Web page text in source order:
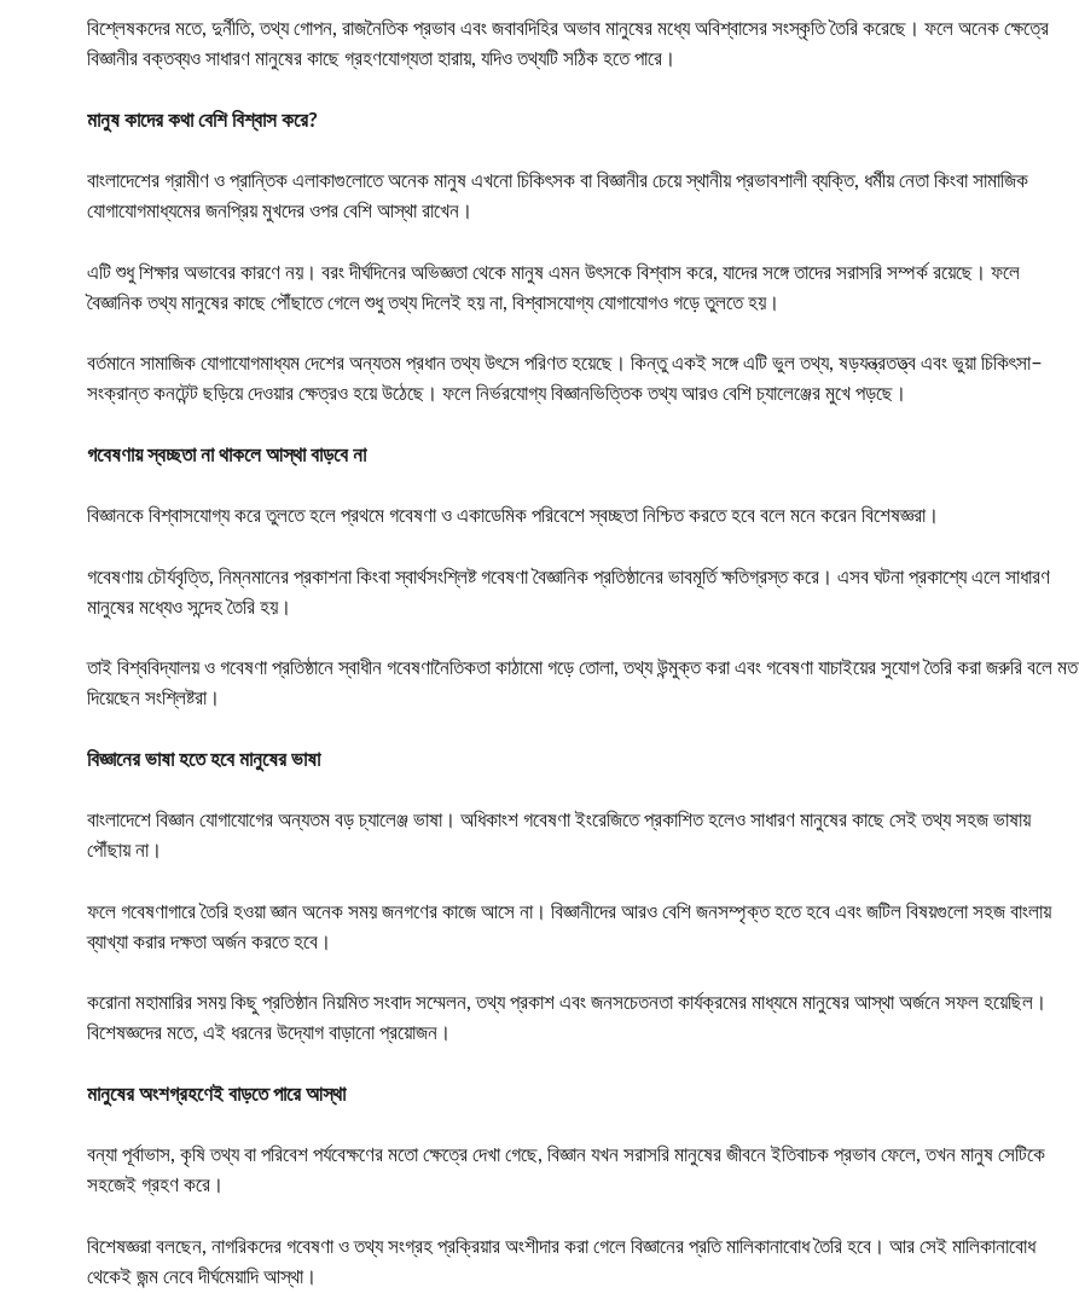
বিশ্লেষকদের মতে, দুর্নীতি, তথ্য গোপন, রাজনৈতিক প্রভাব এবং জবাবদিহির অভাব মানুষের মধ্যে অবিশ্বাসের সংস্কৃতি তৈরি করেছে। ফলে অনেক ক্ষেত্রে
বিজ্ঞানীর বক্তব্যও সাধারণ মানুষের কাছে গ্রহণযোগ্যতা হারায়, যদিও তথ্যটি সঠিক হতে পারে।
মানুষ কাদের কথা বেশি বিশ্বাস করে?
বাংলাদেশের গ্রামীণ ও প্রান্তিক এলাকাগুলোতে অনেক মানুষ এখনো চিকিৎসক বা বিজ্ঞানীর চেয়ে স্থানীয় প্রভাবশালী ব্যক্তি, ধর্মীয় নেতা কিংবা সামাজিক
যোগাযোগমাধ্যমের জনপ্রিয় মুখদের ওপর বেশি আস্থা রাখেন।
এটি শুধু শিক্ষার অভাবের কারণে নয়। বরং দীর্ঘদিনের অভিজ্ঞতা থেকে মানুষ এমন উৎসকে বিশ্বাস করে, যাদের সঙ্গে তাদের সরাসরি সম্পর্ক রয়েছে। ফলে
বৈজ্ঞানিক তথ্য মানুষের কাছে পৌঁছাতে গেলে শুধু তথ্য দিলেই হয় না, বিশ্বাসযোগ্য যোগাযোগও গড়ে তুলতে হয়।
বর্তমানে সামাজিক যোগাযোগমাধ্যম দেশের অন্যতম প্রধান তথ্য উৎসে পরিণত হয়েছে। কিন্তু একই সঙ্গে এটি ভুল তথ্য, ষড়যন্ত্রতত্ত্ব এবং ভুয়া চিকিৎসা–
সংক্রান্ত কনটেন্ট ছড়িয়ে দেওয়ার ক্ষেত্রও হয়ে উঠেছে। ফলে নির্ভরযোগ্য বিজ্ঞানভিত্তিক তথ্য আরও বেশি চ্যালেঞ্জের মুখে পড়ছে।
গবেষণায় স্বচ্ছতা না থাকলে আস্থা বাড়বে না
বিজ্ঞানকে বিশ্বাসযোগ্য করে তুলতে হলে প্রথমে গবেষণা ও একাডেমিক পরিবেশে স্বচ্ছতা নিশ্চিত করতে হবে বলে মনে করেন বিশেষজ্ঞরা।
গবেষণায় চৌর্যবৃত্তি, নিম্নমানের প্রকাশনা কিংবা স্বার্থসংশ্লিষ্ট গবেষণা বৈজ্ঞানিক প্রতিষ্ঠানের ভাবমূর্তি ক্ষতিগ্রস্ত করে। এসব ঘটনা প্রকাশ্যে এলে সাধারণ
মানুষের মধ্যেও সন্দেহ তৈরি হয়।
তাই বিশ্ববিদ্যালয় ও গবেষণা প্রতিষ্ঠানে স্বাধীন গবেষণানৈতিকতা কাঠামো গড়ে তোলা, তথ্য উন্মুক্ত করা এবং গবেষণা যাচাইয়ের সুযোগ তৈরি করা জরুরি বলে মত
দিয়েছেন সংশ্লিষ্টরা।
বিজ্ঞানের ভাষা হতে হবে মানুষের ভাষা
বাংলাদেশে বিজ্ঞান যোগাযোগের অন্যতম বড় চ্যালেঞ্জ ভাষা। অধিকাংশ গবেষণা ইংরেজিতে প্রকাশিত হলেও সাধারণ মানুষের কাছে সেই তথ্য সহজ ভাষায়
পৌঁছায় না।
ফলে গবেষণাগারে তৈরি হওয়া জ্ঞান অনেক সময় জনগণের কাজে আসে না। বিজ্ঞানীদের আরও বেশি জনসম্পৃক্ত হতে হবে এবং জটিল বিষয়গুলো সহজ বাংলায়
ব্যাখ্যা করার দক্ষতা অর্জন করতে হবে।
করোনা মহামারির সময় কিছু প্রতিষ্ঠান নিয়মিত সংবাদ সম্মেলন, তথ্য প্রকাশ এবং জনসচেতনতা কার্যক্রমের মাধ্যমে মানুষের আস্থা অর্জনে সফল হয়েছিল।
বিশেষজ্ঞদের মতে, এই ধরনের উদ্যোগ বাড়ানো প্রয়োজন।
মানুষের অংশগ্রহণেই বাড়তে পারে আস্থা
বন্যা পূর্বাভাস, কৃষি তথ্য বা পরিবেশ পর্যবেক্ষণের মতো ক্ষেত্রে দেখা গেছে, বিজ্ঞান যখন সরাসরি মানুষের জীবনে ইতিবাচক প্রভাব ফেলে, তখন মানুষ সেটিকে
সহজেই গ্রহণ করে।
বিশেষজ্ঞরা বলছেন, নাগরিকদের গবেষণা ও তথ্য সংগ্রহ প্রক্রিয়ার অংশীদার করা গেলে বিজ্ঞানের প্রতি মালিকানাবোধ তৈরি হবে। আর সেই মালিকানাবোধ
থেকেই জন্ম নেবে দীর্ঘমেয়াদি আস্থা।